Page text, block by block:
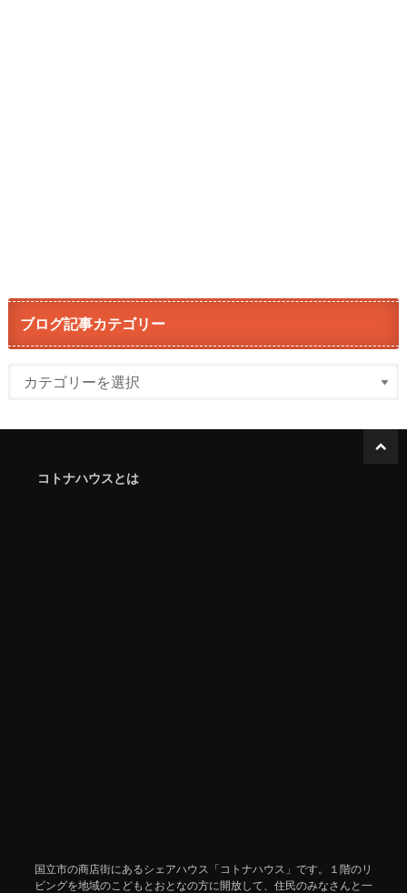
ブログ記事カテゴリー
コトナハウスとは
国立市の商店街にあるシェアハウス「コトナハウス」です。１階のリ
ビングを地域のこどもとおとなの方に開放して、住民のみなさんと一